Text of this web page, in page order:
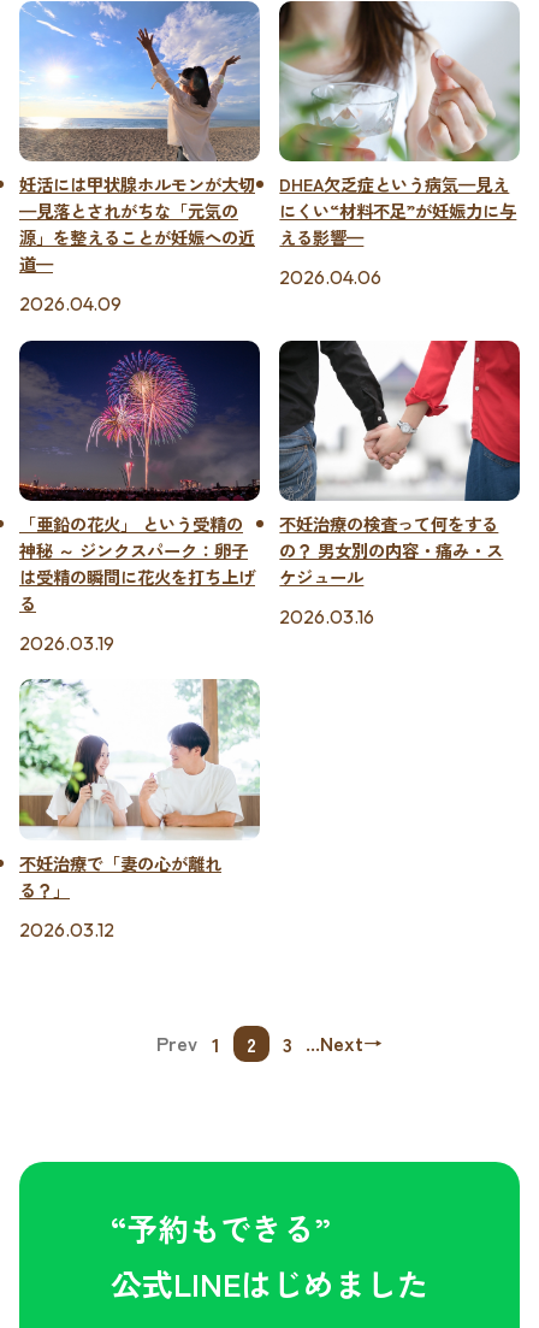
妊活には甲状腺ホルモンが大切
—見落とされがちな「元気の
源」を整えることが妊娠への近
道—
2026.04.09
DHEA欠乏症という病気—見え
にくい“材料不足”が妊娠力に与
える影響—
2026.04.06
「亜鉛の花火」 という受精の
神秘 ～ ジンクスパーク：卵子
は受精の瞬間に花火を打ち上げ
る
2026.03.19
不妊治療の検査って何をする
の？ 男女別の内容・痛み・ス
ケジュール
2026.03.16
不妊治療で「妻の心が離れ
る？」
2026.03.12
Prev 1 2 3 ...Next→
“予約もできる”
公式LINEはじめました